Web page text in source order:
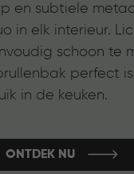
en subtiele
in elk interieur.
schoon te
perfect
in de keuken.
ONTDEK NU